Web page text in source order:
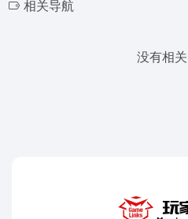
相关导航
没有相